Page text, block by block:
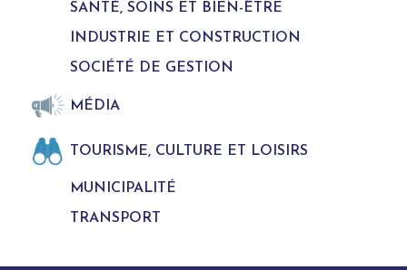
SANTÉ, SOINS ET BIEN-ÊTRE
INDUSTRIE ET CONSTRUCTION
SOCIÉTÉ DE GESTION
MÉDIA
TOURISME, CULTURE ET LOISIRS
MUNICIPALITÉ
TRANSPORT